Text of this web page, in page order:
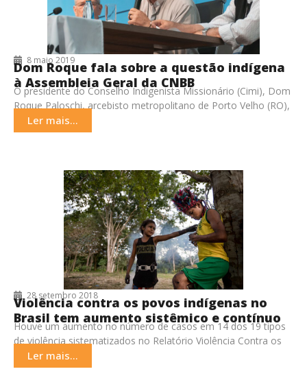
8 maio 2019
Dom Roque fala sobre a questão indígena
à Assembleia Geral da CNBB
O presidente do Conselho Indigenista Missionário (Cimi), Dom
Roque Paloschi, arcebisto metropolitano de Porto Velho (RO),
se pronunciou nesta terça-feira (7) à plenária da
Ler mais...
28 setembro 2018
Violência contra os povos indígenas no
Brasil tem aumento sistêmico e contínuo
Houve um aumento no número de casos em 14 dos 19 tipos
de violência sistematizados no Relatório Violência Contra os
Povos Indígenas no Brasil
Ler mais...